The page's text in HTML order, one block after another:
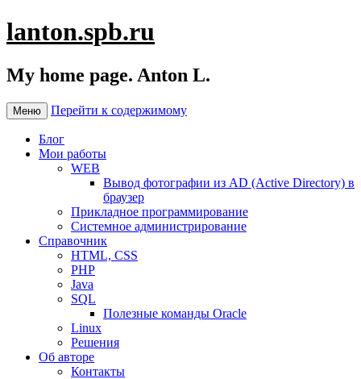
lanton.spb.ru
My home page. Anton L.
Меню Перейти к содержимому
Блог
Мои работы
WEB
Вывод фотографии из AD (Active Directory) в
браузер
Прикладное программирование
Системное администрирование
Справочник
HTML, CSS
PHP
Java
SQL
Полезные команды Oracle
Linux
Решения
Об авторе
Контакты